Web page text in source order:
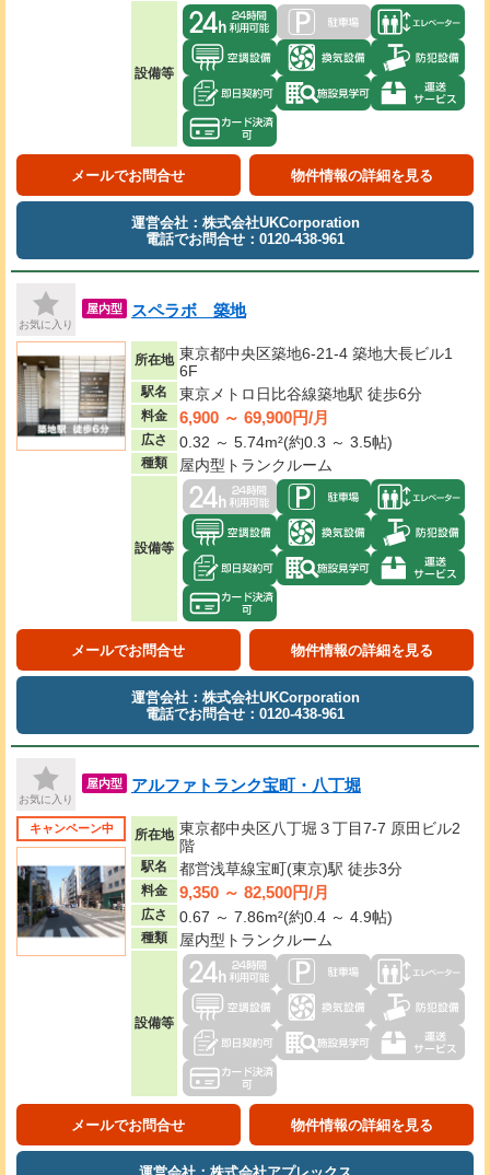
設備等
メールでお問合せ 物件情報の詳細を見る
運営会社：株式会社UKCorporation
電話でお問合せ：0120-438-961
お気に入り
屋内型 スペラボ 築地
所在地 東京都中央区築地6-21-4 築地大長ビル1
6F
駅名 東京メトロ日比谷線築地駅 徒歩6分
料金 6,900 ～ 69,900円/月
広さ 0.32 ～ 5.74m²(約0.3 ～ 3.5帖)
種類 屋内型トランクルーム
設備等
メールでお問合せ 物件情報の詳細を見る
運営会社：株式会社UKCorporation
電話でお問合せ：0120-438-961
お気に入り
屋内型 アルファトランク宝町・八丁堀
キャンペーン中 所在地 東京都中央区八丁堀３丁目7-7 原田ビル2
階
駅名 都営浅草線宝町(東京)駅 徒歩3分
料金 9,350 ～ 82,500円/月
広さ 0.67 ～ 7.86m²(約0.4 ～ 4.9帖)
種類 屋内型トランクルーム
設備等
メールでお問合せ 物件情報の詳細を見る